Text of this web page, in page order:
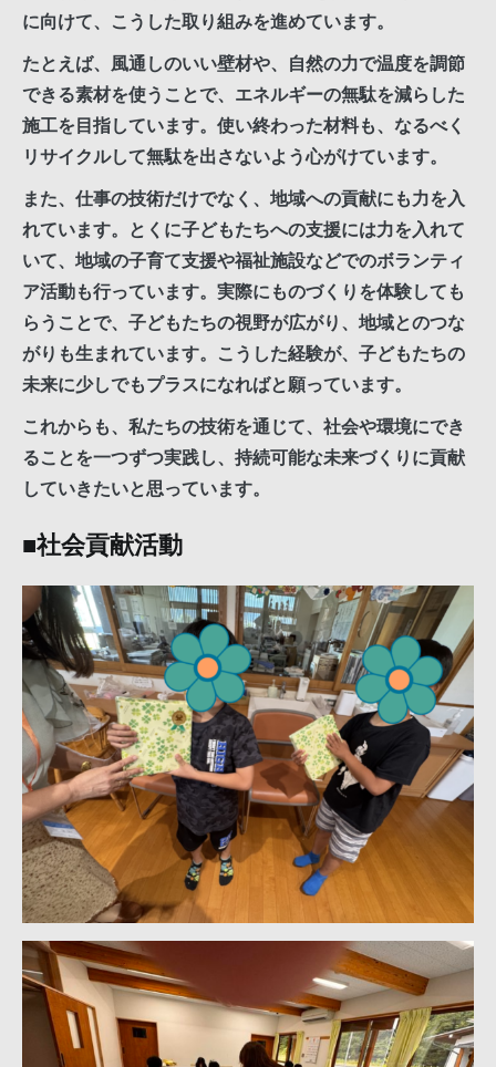
に向けて、こうした取り組みを進めています。
たとえば、風通しのいい壁材や、自然の力で温度を調節
できる素材を使うことで、エネルギーの無駄を減らした
施工を目指しています。使い終わった材料も、なるべく
リサイクルして無駄を出さないよう心がけています。
また、仕事の技術だけでなく、地域への貢献にも力を入
れています。とくに子どもたちへの支援には力を入れて
いて、地域の子育て支援や福祉施設などでのボランティ
ア活動も行っています。実際にものづくりを体験しても
らうことで、子どもたちの視野が広がり、地域とのつな
がりも生まれています。こうした経験が、子どもたちの
未来に少しでもプラスになればと願っています。
これからも、私たちの技術を通じて、社会や環境にでき
ることを一つずつ実践し、持続可能な未来づくりに貢献
していきたいと思っています。
■社会貢献活動